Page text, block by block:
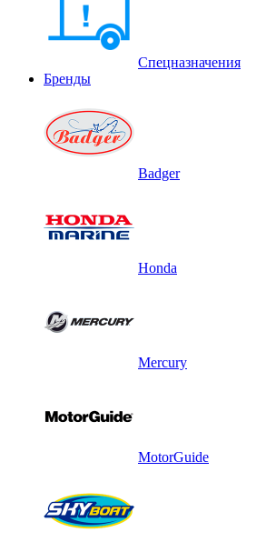
Спецназначения
Бренды
Badger
Honda
Mercury
MotorGuide